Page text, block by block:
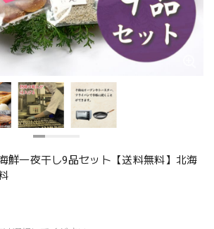
鮮一夜干し9品セット【送料無料】北海